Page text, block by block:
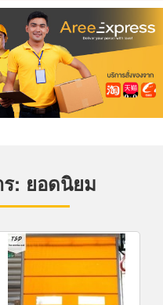
: ยอดนิยม